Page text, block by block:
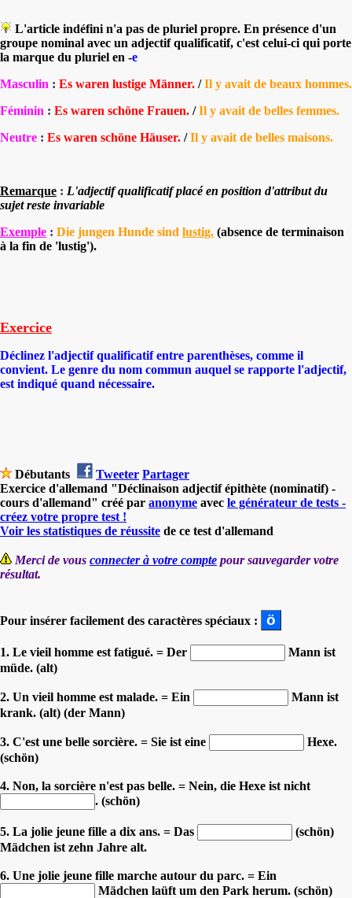
L'article indéfini n'a pas de pluriel propre. En présence d'un
groupe nominal avec un adjectif qualificatif, c'est celui-ci qui porte
la marque du pluriel en -e
Masculin : Es waren lustige Männer. /Il y avait de beaux hommes.
Féminin : Es waren schöne Frauen. /Il y avait de belles femmes.
Neutre : Es waren schöne Häuser. /Il y avait de belles maisons.
Remarque : L'adjectif qualificatif placé en position d'attribut du
sujet reste invariable
Exemple : Die jungen Hunde sind lustig. (absence de terminaison
à la fin de 'lustig').
Exercice
Déclinez l'adjectif qualificatif entre parenthèses, comme il
convient. Le genre du nom commun auquel se rapporte l'adjectif,
est indiqué quand nécessaire.
Débutants Tweeter Partager
Exercice d'allemand "Déclinaison adjectif épithète (nominatif) -
cours d'allemand" créé par anonyme avec le générateur de tests -
créez votre propre test !
Voir les statistiques de réussite de ce test d'allemand
Merci de vous connecter à votre compte pour sauvegarder votre
résultat.
Pour insérer facilement des caractères spéciaux :
1. Le vieil homme est fatigué. = Der
Mann ist
müde. (alt)
2. Un vieil homme est malade. = Ein
Mann ist
krank. (alt) (der Mann)
3. C'est une belle sorcière. = Sie ist eine
Hexe.
(schön)
4. Non, la sorcière n'est pas belle. = Nein, die Hexe ist nicht
. (schön)
5. La jolie jeune fille a dix ans. = Das
(schön)
Mädchen ist zehn Jahre alt.
6. Une jolie jeune fille marche autour du parc. = Ein
Mädchen laüft um den Park herum. (schön)